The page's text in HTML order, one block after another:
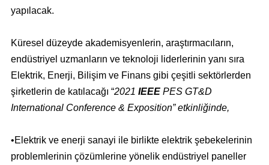
yapılacak.
Küresel düzeyde akademisyenlerin, araştırmacıların,
endüstriyel uzmanların ve teknoloji liderlerinin yanı sıra
Elektrik, Enerji, Bilişim ve Finans gibi çeşitli sektörlerden
şirketlerin de katılacağı “2021 IEEE PES GT&D
International Conference & Exposition” etkinliğinde,
•Elektrik ve enerji sanayi ile birlikte elektrik şebekelerinin
problemlerinin çözümlerine yönelik endüstriyel paneller